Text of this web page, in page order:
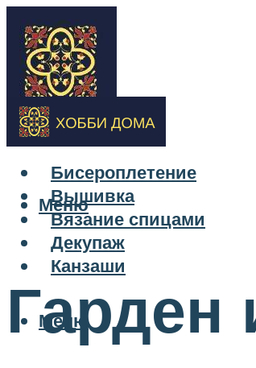
Бисероплетение
Вышивка
Вязание спицами
Декупаж
Канзаши
Меню
Меню
Гарден